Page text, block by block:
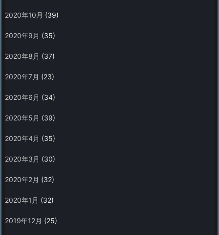
2020年10月 (39)
2020年9月 (35)
2020年8月 (37)
2020年7月 (23)
2020年6月 (34)
2020年5月 (39)
2020年4月 (35)
2020年3月 (30)
2020年2月 (32)
2020年1月 (32)
2019年12月 (25)